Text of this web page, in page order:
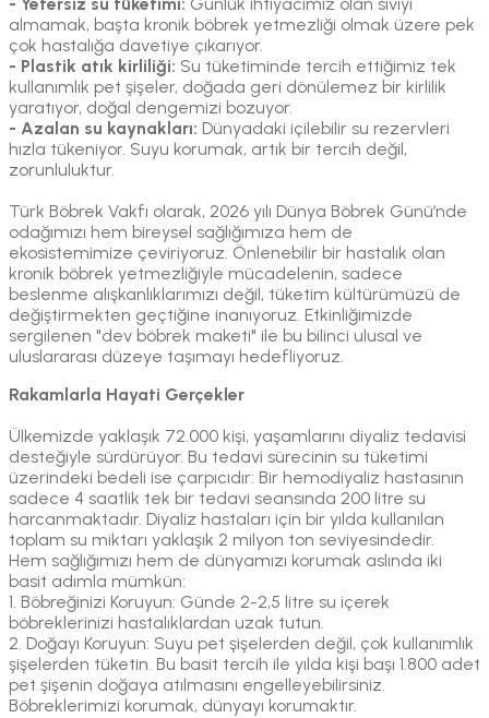
almamak, başta kronik böbrek yetmezliği olmak üzere pek
çok hastalığa davetiye çıkarıyor.
- Plastik atık kirliliği: Su tüketiminde tercih ettiğimiz tek
kullanımlık pet şişeler, doğada geri dönülemez bir kirlilik
yaratıyor, doğal dengemizi bozuyor.
- Azalan su kaynakları: Dünyadaki içilebilir su rezervleri
hızla tükeniyor. Suyu korumak, artık bir tercih değil,
zorunluluktur.
Türk Böbrek Vakfı olarak, 2026 yılı Dünya Böbrek Günü’nde
odağımızı hem bireysel sağlığımıza hem de
ekosistemimize çeviriyoruz. Önlenebilir bir hastalık olan
kronik böbrek yetmezliğiyle mücadelenin, sadece
beslenme alışkanlıklarımızı değil, tüketim kültürümüzü de
değiştirmekten geçtiğine inanıyoruz. Etkinliğimizde
sergilenen "dev böbrek maketi" ile bu bilinci ulusal ve
uluslararası düzeye taşımayı hedefliyoruz.
Rakamlarla Hayati Gerçekler
Ülkemizde yaklaşık 72.000 kişi, yaşamlarını diyaliz tedavisi
desteğiyle sürdürüyor. Bu tedavi sürecinin su tüketimi
üzerindeki bedeli ise çarpıcıdır: Bir hemodiyaliz hastasının
sadece 4 saatlik tek bir tedavi seansında 200 litre su
harcanmaktadır. Diyaliz hastaları için bir yılda kullanılan
toplam su miktarı yaklaşık 2 milyon ton seviyesindedir.
Hem sağlığımızı hem de dünyamızı korumak aslında iki
basit adımla mümkün:
1. Böbreğinizi Koruyun: Günde 2-2,5 litre su içerek
böbreklerinizi hastalıklardan uzak tutun.
2. Doğayı Koruyun: Suyu pet şişelerden değil, çok kullanımlık
şişelerden tüketin. Bu basit tercih ile yılda kişi başı 1.800 adet
pet şişenin doğaya atılmasını engelleyebilirsiniz.
Böbreklerimizi korumak, dünyayı korumaktır.